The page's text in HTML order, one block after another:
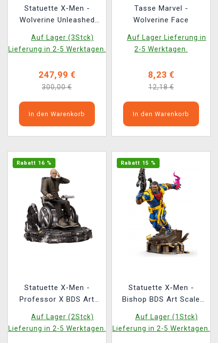
Statuette X-Men -
Wolverine Unleashed
(Iron Studios)
Auf Lager (3Stck)
Lieferung in 2-5 Werktagen.
247,99 €
300,00 €
In den Warenkorb
Tasse Marvel -
Wolverine Face
Auf Lager Lieferung in
2-5 Werktagen.
8,23 €
12,18 €
In den Warenkorb
Rabatt 16 %
Statuette X-Men -
Professor X BDS Art
Studios)
Auf Lager (2Stck)
Lieferung in 2-5 Werktagen.
Rabatt 15 %
Statuette X-Men -
Bishop BDS Art Scale
Auf Lager (1Stck)
Lieferung in 2-5 Werktagen.